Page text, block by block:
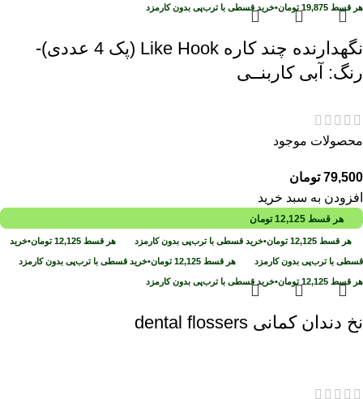
هر قسط 19,875 تومان•خرید قسطی با ترب‌پی بدون کارمزد
نگهدارنده چند کاره Like Hook (پک 4 عددی)-
رنگ: آبی کاربنــی
محصولات موجود
79,500 تومان
افزودن به سبد خرید
هر قسط 12,125 تومان
هر قسط 12,125 تومان•خرید قسطی با ترب‌پی بدون کارمزد هر قسط 12,125 تومان•خرید
قسطی با ترب‌پی بدون کارمزد هر قسط 12,125 تومان•خرید قسطی با ترب‌پی بدون کارمزد
هر قسط 12,125 تومان•خرید قسطی با ترب‌پی بدون کارمزد
نخ دندان کمانی dental flossers